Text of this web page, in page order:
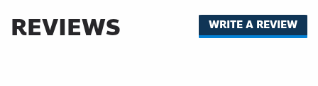
REVIEWS WRITE A REVIEW